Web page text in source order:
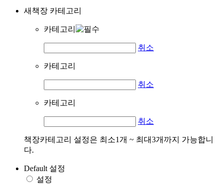
새책장 카테고리
카테고리
취소
카테고리
취소
카테고리
취소
책장카테고리 설정은 최소1개 ~ 최대3개까지 가능합니
다.
Default 설정
설정